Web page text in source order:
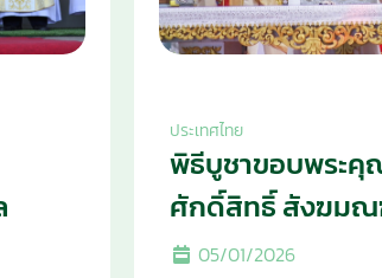
ประเทศไทย
พิธีบูชาขอบพระคุ
ศักดิ์สิทธิ์ สังฆมณ
05/01/2026